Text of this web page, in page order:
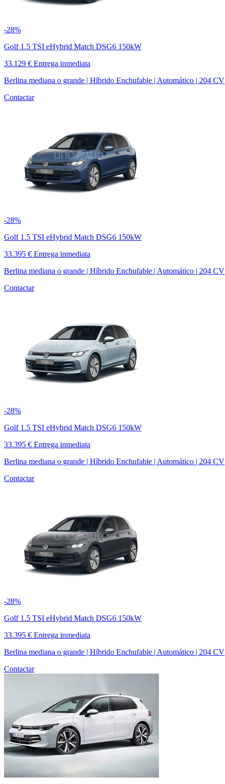
-28%
Golf 1.5 TSI eHybrid Match DSG6 150kW
33.129 € Entrega inmediata
Berlina mediana o grande | Híbrido Enchufable | Automático | 204 CV
Contactar
-28%
Golf 1.5 TSI eHybrid Match DSG6 150kW
33.395 € Entrega inmediata
Berlina mediana o grande | Híbrido Enchufable | Automático | 204 CV
Contactar
-28%
Golf 1.5 TSI eHybrid Match DSG6 150kW
33.395 € Entrega inmediata
Berlina mediana o grande | Híbrido Enchufable | Automático | 204 CV
Contactar
-28%
Golf 1.5 TSI eHybrid Match DSG6 150kW
33.395 € Entrega inmediata
Berlina mediana o grande | Híbrido Enchufable | Automático | 204 CV
Contactar